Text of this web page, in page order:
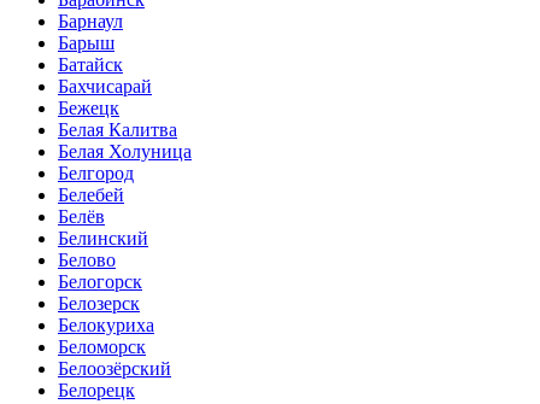
Барнаул
Барыш
Батайск
Бахчисарай
Бежецк
Белая Калитва
Белая Холуница
Белгород
Белебей
Белёв
Белинский
Белово
Белогорск
Белозерск
Белокуриха
Беломорск
Белоозёрский
Белорецк